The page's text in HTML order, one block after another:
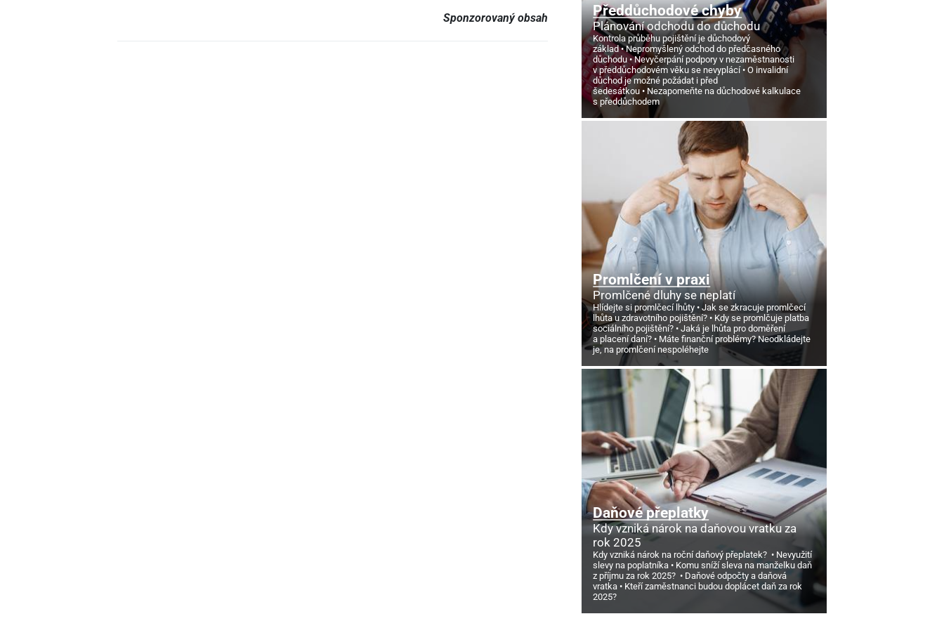
Sponzorovaný obsah Předdůchodové chyby
Plánování odchodu do důchodu
Kontrola průběhu pojištění je důchodový
základ
Nepromyšlený odchod do předčasného
důchodu
Nevyčerpání podpory v nezaměstnanosti
v předdůchodovém věku se nevyplácí
O invalidní
důchod je možné požádat i před
šedesátkou
Nezapomeňte na důchodové kalkulace
s předdůchodem
Promlčení v praxi
Promlčené dluhy se neplatí
Hlídejte si promlčecí lhůty
Jak se zkracuje promlčecí
lhůta u zdravotního pojištění?
Kdy se promlčuje platba
sociálního pojištění?
Jaká je lhůta pro doměření
a placení daní?
Máte finanční problémy? Neodkládejte
je, na promlčení nespoléhejte
Daňové přeplatky
Kdy vzniká nárok na daňovou vratku za
rok 2025
Kdy vzniká nárok na roční daňový přeplatek?
Nevyužití
slevy na poplatníka
Komu sníží sleva na manželku daň
z příjmu za rok 2025?
Daňové odpočty a daňová
vratka
Kteří zaměstnanci budou doplácet daň za rok
2025?